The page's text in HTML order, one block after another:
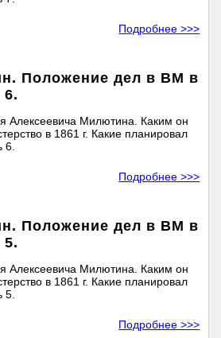
Подробнее >>>
Положение дел в ВМ в
6.
Алексеевича Милютина. Каким он
в 1861 г. Какие планировал
6.
Подробнее >>>
Положение дел в ВМ в
5.
Алексеевича Милютина. Каким он
в 1861 г. Какие планировал
5.
Подробнее >>>